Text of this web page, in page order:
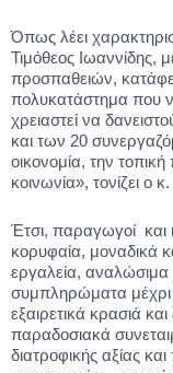
Όπως λέει
Τιμόθεος Ιωαννίδης,
προσπαθειών,
πολυκατάστημα που
χρειαστεί να
και των 20
οικονομία, την
κοινωνία», τονίζει ο
Έτσι, παραγωγοί και
κορυφαία, μοναδικά
εργαλεία,
συμπληρώματα μέχρι
εξαιρετικά κρασιά
παραδοσιακά
διατροφικής αξίας